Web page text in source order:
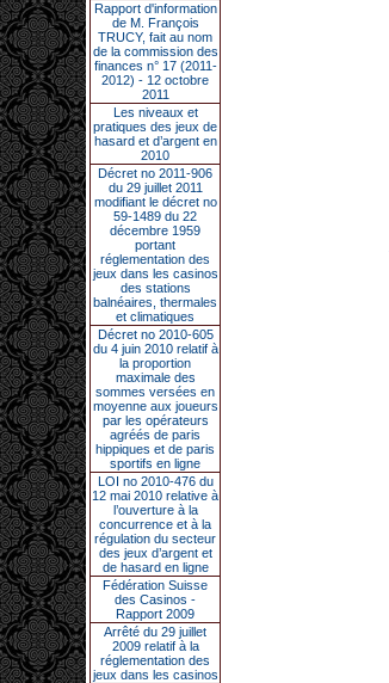
Rapport d'information
de M. François
TRUCY, fait au nom
de la commission des
finances n° 17 (2011-
2012) - 12 octobre
2011
Les niveaux et
pratiques des jeux de
hasard et d’argent en
2010
Décret no 2011-906
du 29 juillet 2011
modifiant le décret no
59-1489 du 22
décembre 1959
portant
réglementation des
jeux dans les casinos
des stations
balnéaires, thermales
et climatiques
Décret no 2010-605
du 4 juin 2010 relatif à
la proportion
maximale des
sommes versées en
moyenne aux joueurs
par les opérateurs
agréés de paris
hippiques et de paris
sportifs en ligne
LOI no 2010-476 du
12 mai 2010 relative à
l’ouverture à la
concurrence et à la
régulation du secteur
des jeux d’argent et
de hasard en ligne
Fédération Suisse
des Casinos -
Rapport 2009
Arrêté du 29 juillet
2009 relatif à la
réglementation des
jeux dans les casinos